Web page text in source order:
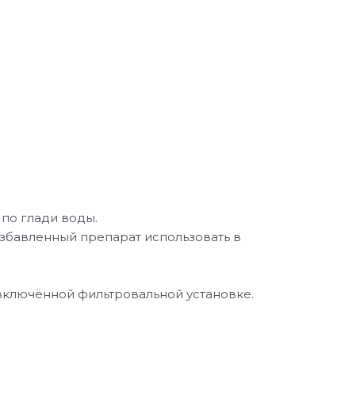
глади воды.
препарат использовать в
фильтровальной установке.